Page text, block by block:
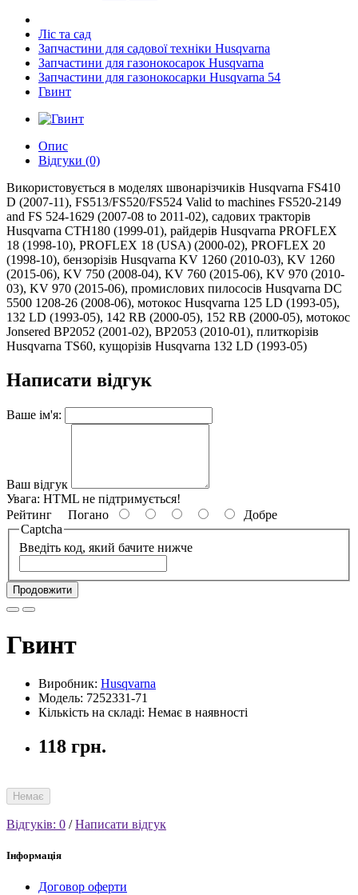
Ліс та сад
Запчастини для садової техніки Husqvarna
Запчастини для газонокосарок Husqvarna
Запчастини для газонокосарки Husqvarna 54
Гвинт
Опис
Відгуки (0)
Використовується в моделях швонарізчиків Husqvarna FS410
D (2007-11), FS513/FS520/FS524 Valid to machines FS520-2149
and FS 524-1629 (2007-08 to 2011-02), садових тракторів
Husqvarna CTH180 (1999-01), райдерів Husqvarna PROFLEX
18 (1998-10), PROFLEX 18 (USA) (2000-02), PROFLEX 20
(1998-10), бензорізів Husqvarna KV 1260 (2010-03), KV 1260
(2015-06), KV 750 (2008-04), KV 760 (2015-06), KV 970 (2010-
03), KV 970 (2015-06), промислових пилососів Husqvarna DC
5500 1208-26 (2008-06), мотокос Husqvarna 125 LD (1993-05),
132 LD (1993-05), 142 RB (2000-05), 152 RB (2000-05), мотокос
Jonsered BP2052 (2001-02), BP2053 (2010-01), плиткорізів
Husqvarna TS60, кущорізів Husqvarna 132 LD (1993-05)
Написати відгук
Ваше ім'я:
Ваш відгук
Увага: HTML не підтримується!
Рейтинг Погано
Добре
Captcha
Введіть код, який бачите нижче
Продовжити
Гвинт
Виробник: Husqvarna
Модель: 7252331-71
Кількість на складі: Немає в наявності
118 грн.
Немає
Відгуків: 0 /Написати відгук
Інформація
Договор оферти